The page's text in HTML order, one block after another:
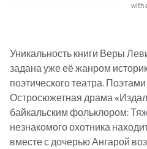
with
Уникальность книги Веры
задана уже её жанром
поэтического театра.
Остросюжетная драма
байкальским фольклором:
незнакомого охотника
вместе с дочерью Ангарой